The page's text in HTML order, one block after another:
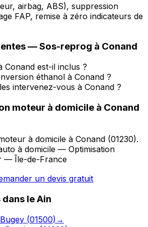
airbag, ABS), suppression
FAP, remise à zéro indicateurs de
—Sos-reprog à Conand
Conand est-il inclus ?
éthanol à Conand ?
intervenez-vous à Conand ?
moteur à domicile à Conand
à domicile à Conand (01230).
à domicile — Optimisation
— Île-de-France
un devis gratuit
leAin
(01500) →